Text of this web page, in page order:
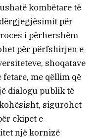
kombëtare të
për
i përhershëm
për përfshirjen e
shoqatave
fetare, me qëllim që
dialogu publik të
sigurohet
ekipet e
një kornizë